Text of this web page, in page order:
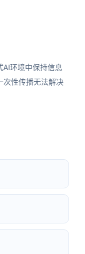
环境中保持信息
次性传播无法解决